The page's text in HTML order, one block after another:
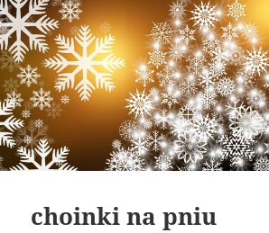
choinki na pniu